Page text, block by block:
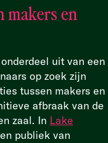
makers en
uit van een
op zoek zijn
tussen makers en
afbraak van de
zaal. In Lake
publiek van